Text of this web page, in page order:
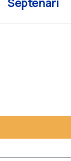
Septenari